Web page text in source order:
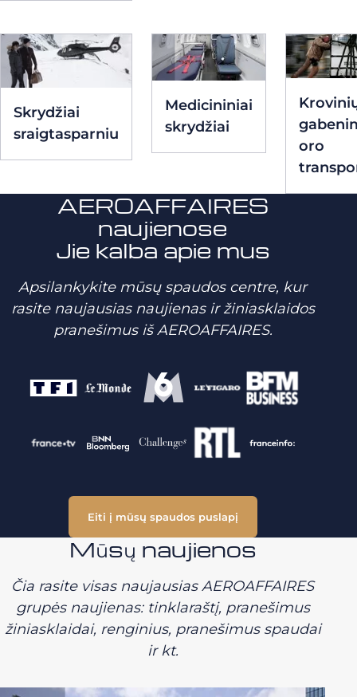
Skrydžiai
sraigtasparniu
Medicininiai
skrydžiai
oro
AEROAFFAIRES
naujienose
Jie kalba apie mus
Apsilankykite mūsų spaudos centre, kur
rasite naujausias naujienas ir žiniasklaidos
pranešimus iš AEROAFFAIRES.
Eiti į mūsų spaudos puslapį
Mūsų naujienos
Čia rasite visas naujausias AEROAFFAIRES
grupės naujienas: tinklaraštį, pranešimus
žiniasklaidai, renginius, pranešimus spaudai
ir kt.